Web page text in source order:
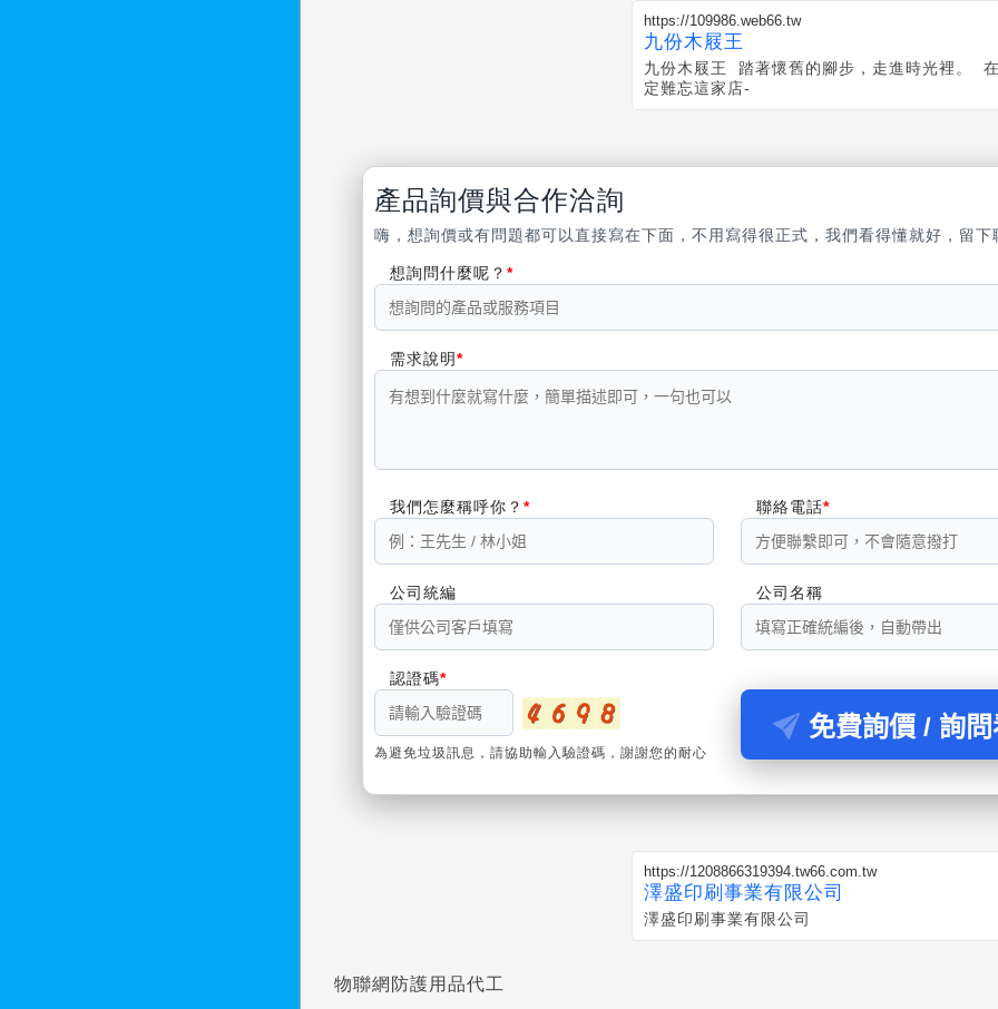
https://109986.web66.tw
九份木屐王
九份木屐王 踏著懷舊的腳步，走進時光裡。
定難忘這家店-
產品詢價與合作洽詢
嗨，想詢價或有問題都可以直接寫在下面，不用寫得很正式，我們看得懂就好，留
想詢問什麼呢？
需求說明
我們怎麼稱呼你？ 聯絡電話
公司統編 公司名稱
認證碼
為避免垃圾訊息，請協助輸入驗證碼，謝謝您的耐心
免費詢價 / 詢
https://1208866319394.tw66.com.tw
澤盛印刷事業有限公司
澤盛印刷事業有限公司
物聯網防護用品代工